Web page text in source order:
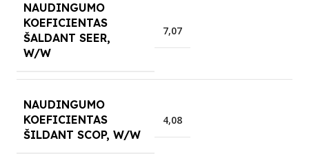
NAUDINGUMO
KOEFICIENTAS
ŠALDANT SEER,
W/W
7,07
NAUDINGUMO
KOEFICIENTAS
ŠILDANT SCOP, W/W
4,08